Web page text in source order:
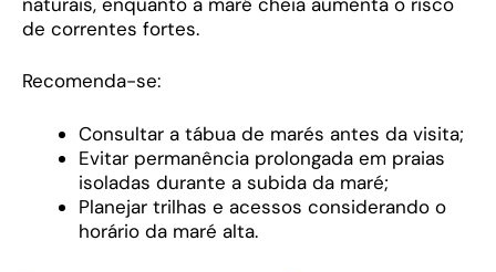
de correntes fortes.
Recomenda-se:
Consultar a tábua de marés antes da visita;
Evitar permanência prolongada em praias
isoladas durante a subida da maré;
Planejar trilhas e acessos considerando o
horário da maré alta.